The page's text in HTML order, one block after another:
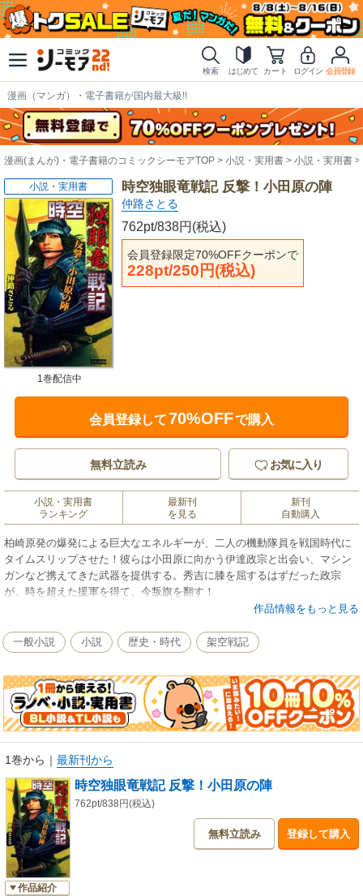
検索 はじめて カート ログイン 会員登録
漫画（マンガ）・電子書籍が国内最大級!!
漫画(まんが)・電子書籍のコミックシーモアTOP 小説・実用書 小説・実用書
時空独眼竜戦記 反撃！小田原の陣
仲路さとる
762pt/838円(税込)
会員登録限定70%OFFクーポンで
228pt/250円(税込)
小説・実用書
1巻配信中
会員登録して70%OFFで購入
無料立読み お気に入り
小説・実用書
ランキング
最新刊
を見る
新刊
自動購入
柏崎原発の爆発による巨大なエネルギーが、二人の機動隊員を戦国時代に
タイムスリップさせた！彼らは小田原に向かう伊達政宗と出会い、マシン
ガンなど携えてきた武器を提供する。秀吉に膝を屈するはずだった政宗
が、時を超えた援軍を得て、今叛旗を翻す！
作品情報をもっと見る
一般小説 小説 歴史・時代 架空戦記
1巻から ｜ 最新刊から
作品紹介
時空独眼竜戦記 反撃！小田原の陣
762pt/838円(税込)
無料立読み 登録して購入